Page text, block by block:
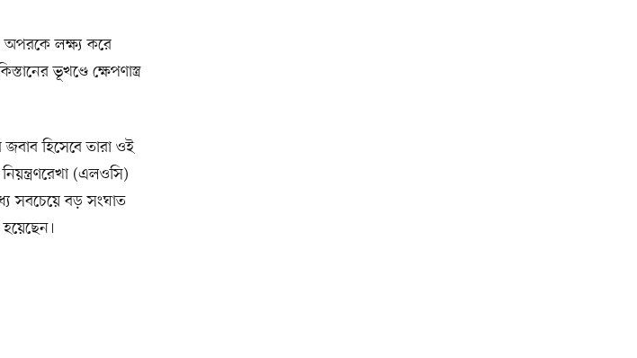
অপরকে লক্ষ্য করে
ভূখণ্ডে ক্ষেপণাস্ত্র
জবাব হিসেবে তারা ওই
(এলওসি)
সবচেয়ে বড় সংঘাত